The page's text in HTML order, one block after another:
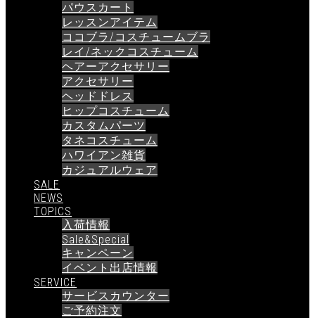
パウスカート
レッスンアイテム
ココブラ/コスチュームブラ
レイ/ネックコスチューム
ヘアーアクセサリー
アクセサリー
ヘッドドレス
ヒップコスチューム
カスタムパーツ
タネコスチューム
ハワイアン雑貨
カジュアルウェア
SALE
NEWS
TOPICS
入荷情報
Sale&Special
キャンペーン
イベント出店情報
SERVICE
サービスカウンター
ご予約注文